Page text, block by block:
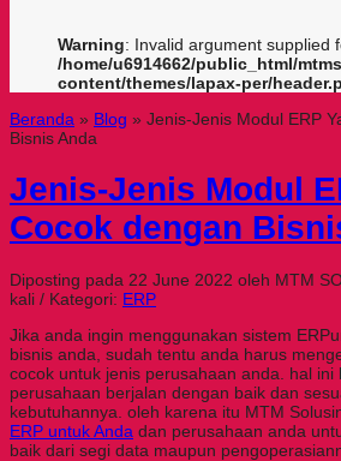
Warning: Invalid argument supplied
/home/u6914662/public_html/
content/themes/lapax-per/
Beranda » Blog » Jenis-Jenis Modul ERP
Bisnis Anda
Jenis-Jenis Modul
Cocok dengan
Diposting pada 22 June 2022 oleh MTM
kali / Kategori: ERP
Jika anda ingin menggunakan sistem
bisnis anda, sudah tentu anda harus
cocok untuk jenis perusahaan anda. hal ini
perusahaan berjalan dengan baik dan
kebutuhannya. oleh karena itu MTM
ERP untuk Anda dan perusahaan anda
baik dari segi data maupun